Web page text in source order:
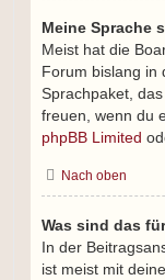
Meine Sprache
Meist hat die
Forum bislang in
Sprachpaket,
freuen, wenn du
phpBB Limited
Nach oben
Was sind das
In der
ist meist mit